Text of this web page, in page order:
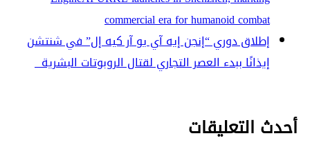
commercial era for humanoid combat
إطلاق دوري “إنجن إيه آي يو آر كيه إل” في شنتشن
إيذانًا ببدء العصر التجاري لقتال الروبوتات البشرية
أحدث التعليقات